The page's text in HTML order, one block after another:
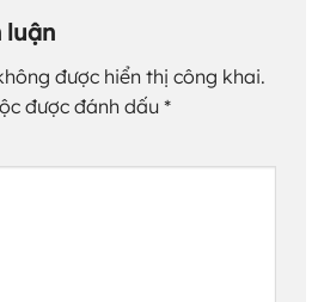
luận
được hiển thị công khai.
được đánh dấu *